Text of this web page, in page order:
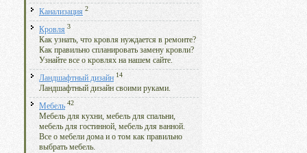
Канализация 2
Кровля 3
Как узнать, что кровля нуждается в ремонте?
Как правильно спланировать замену кровли?
Узнайте все о кровлях на нашем сайте.
Ландшафтный дизайн 14
Ландшафтный дизайн своими руками.
Мебель 42
Мебель для кухни, мебель для спальни,
мебель для гостинной, мебель для ванной.
Все о мебели дома и о том как правильно
выбрать мебель.